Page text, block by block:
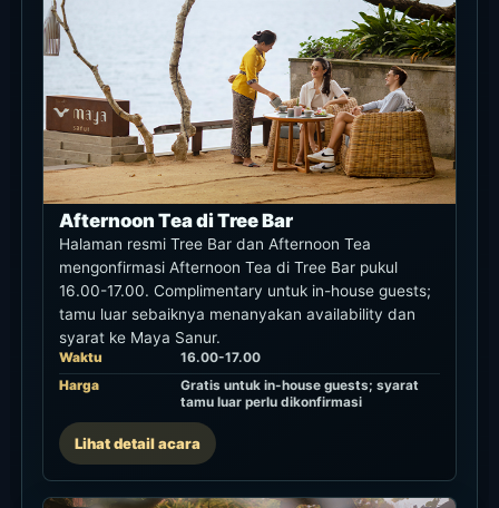
Afternoon Tea di Tree Bar
Halaman resmi Tree Bar dan Afternoon Tea
mengonfirmasi Afternoon Tea di Tree Bar pukul
16.00-17.00. Complimentary untuk in-house guests;
tamu luar sebaiknya menanyakan availability dan
syarat ke Maya Sanur.
Waktu
16.00-17.00
Harga
Gratis untuk in-house guests; syarat
tamu luar perlu dikonfirmasi
Lihat detail acara